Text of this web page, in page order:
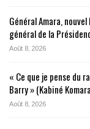
Général Amara,
général de la
Août 8, 2026
« Ce que je pense du
Barry » (Kabiné
Août 8, 2026